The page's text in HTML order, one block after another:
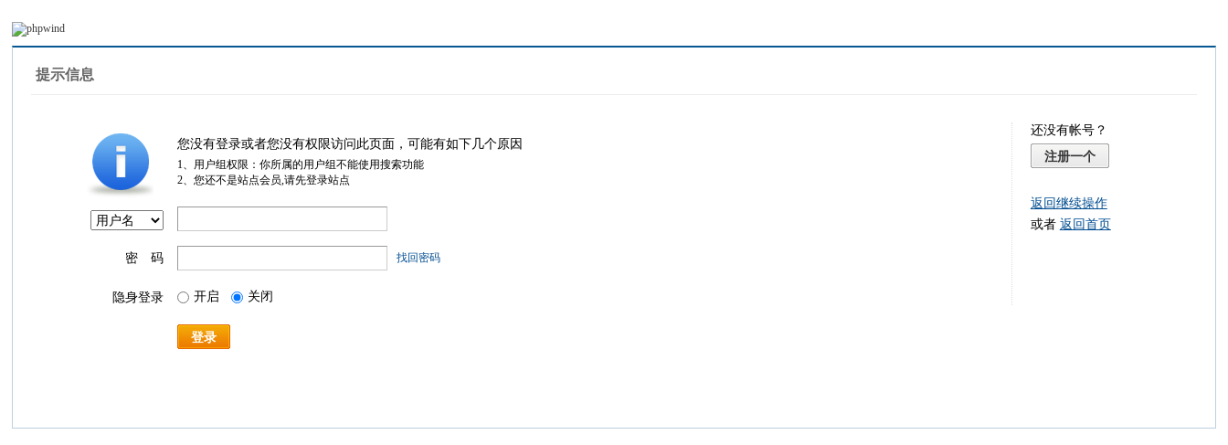
提示信息
您没有登录或者您没有权限访问此页面，可能有如下几个原因
1、用户组权限：你所属的用户组不能使用搜索功能
2、您还不是站点会员,请先登录站点
密 码 找回密码
隐身登录 开启 关闭
登录
还没有帐号？
注册一个
返回继续操作
或者 返回首页